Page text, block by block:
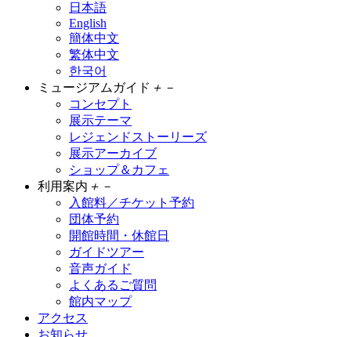
日本語
English
簡体中文
繁体中文
한국어
ミュージアムガイド ＋ －
コンセプト
展示テーマ
レジェンドストーリーズ
展示アーカイブ
ショップ＆カフェ
利用案内 ＋ －
入館料／チケット予約
団体予約
開館時間・休館日
ガイドツアー
音声ガイド
よくあるご質問
館内マップ
アクセス